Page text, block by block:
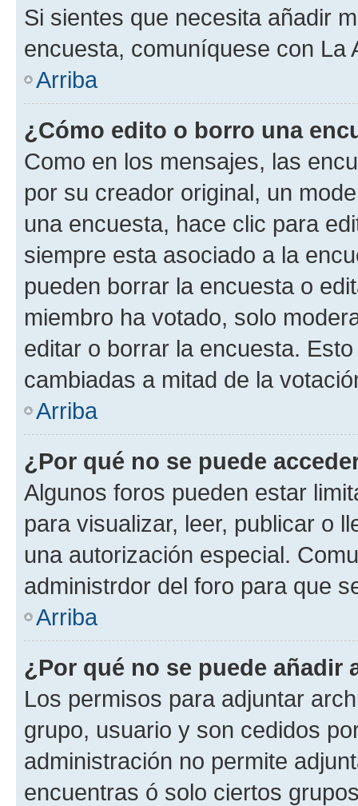
Si sientes que necesita añadir
encuesta, comuníquese con La
Arriba
¿Cómo edito o borro una
Como en los mensajes, las
por su creador original, un
una encuesta, hace clic para
siempre esta asociado a la
pueden borrar la encuesta o
miembro ha votado, solo
editar o borrar la encuesta.
cambiadas a mitad de la
Arriba
¿Por qué no se puede
Algunos foros pueden estar
para visualizar, leer, publicar o
una autorización especial.
administrdor del foro para que
Arriba
¿Por qué no se puede añadir
Los permisos para adjuntar
grupo, usuario y son cedidos
administración no permite
encuentras ó solo ciertos